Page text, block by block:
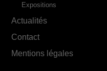
Expositions
Actualités
Contact
Mentions légales